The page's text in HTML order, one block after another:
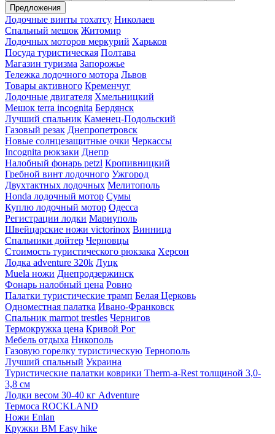
Предложения
Лодочные винты тохатсу Николаев
Спальный мешок Житомир
Лодочных моторов меркурий Харьков
Посуда туристическая Полтава
Магазин туризма Запорожье
Тележка лодочного мотора Львов
Товары активного Кременчуг
Лодочные двигателя Хмельницкий
Мешок terra incognita Бердянск
Лучший спальник Каменец-Подольский
Газовый резак Днепропетровск
Новые солнцезащитные очки Черкассы
Incognita рюкзаки Днепр
Налобный фонарь petzl Кропивницкий
Гребной винт лодочного Ужгород
Двухтактных лодочных Мелитополь
Honda лодочный мотор Сумы
Куплю лодочный мотор Одесса
Регистрации лодки Мариуполь
Швейцарские ножи victorinox Винница
Спальники дойтер Черновцы
Стоимость туристического рюкзака Херсон
Лодка adventure 320k Луцк
Muela ножи Днепродзержинск
Фонарь налобный цена Ровно
Палатки туристические трамп Белая Церковь
Одноместная палатка Ивано-Франковск
Спальник marmot trestles Чернигов
Термокружка цена Кривой Рог
Мебель отдыха Никополь
Газовую горелку туристическую Тернополь
Лучший спальный Украина
Туристические палатки коврики Therm-a-Rest толщиной 3,0-
3,8 см
Лодки весом 30-40 кг Adventure
Термоса ROCKLAND
Ножи Enlan
Кружки BM Easy hike